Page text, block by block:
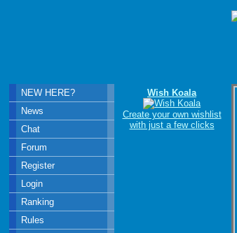
Wish Koala
Create your own wishlist
with just a few clicks
NEW HERE?
News
Chat
Forum
Register
Login
Ranking
Rules